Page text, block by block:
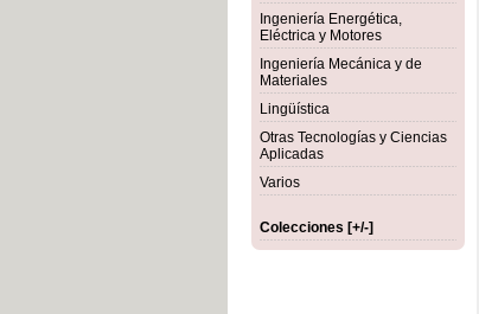
Ingeniería Energética,
Eléctrica y Motores
Ingeniería Mecánica y de
Materiales
Lingüística
Otras Tecnologías y Ciencias
Aplicadas
Varios
Colecciones [+/-]